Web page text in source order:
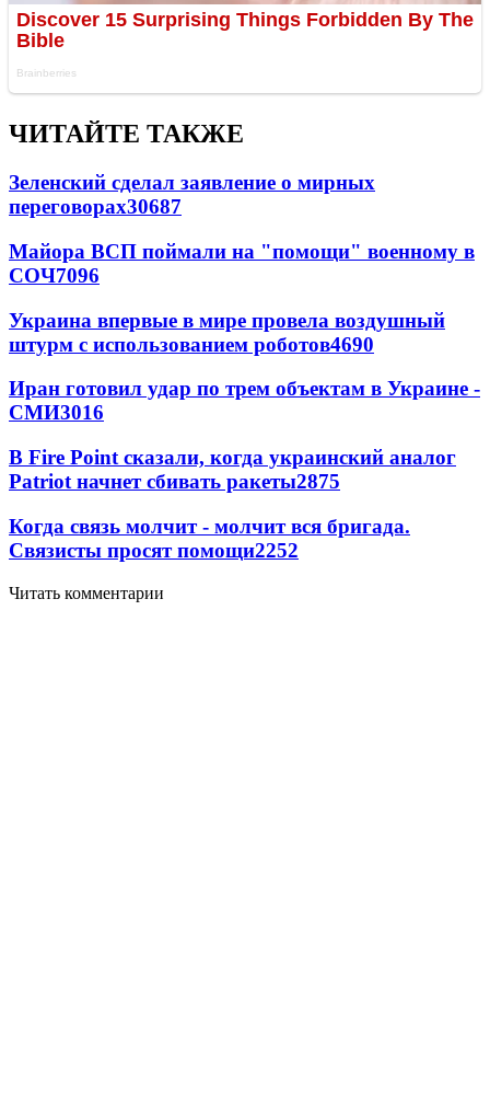
ЧИТАЙТЕ ТАКЖЕ
Зеленский сделал заявление о мирных
переговорах30687
Майора ВСП поймали на "помощи" военному в
СОЧ7096
Украина впервые в мире провела воздушный
штурм с использованием роботов4690
Иран готовил удар по трем объектам в Украине -
СМИ3016
В Fire Point сказали, когда украинский аналог
Patriot начнет сбивать ракеты2875
Когда связь молчит - молчит вся бригада.
Связисты просят помощи2252
Читать комментарии